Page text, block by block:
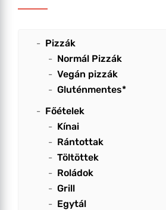
Pizzák
Normál Pizzák
Vegán pizzák
Gluténmentes*
Főételek
Kínai
Rántottak
Töltöttek
Roládok
Grill
Egytál